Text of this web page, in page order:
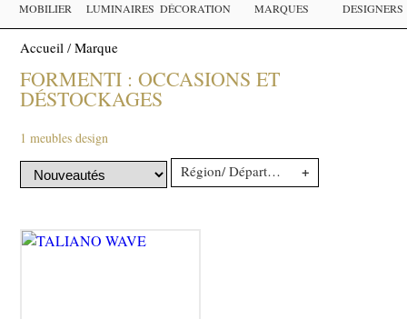
MOBILIER LUMINAIRES DÉCORATION MARQUES DESIGNERS
Accueil /Marque
FORMENTI : OCCASIONS ET
DÉSTOCKAGES
1 meubles design
Région/ Département +